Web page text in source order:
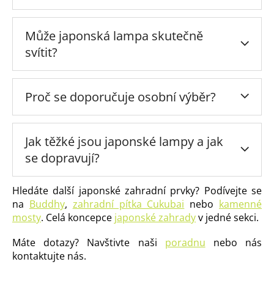
Může japonská lampa skutečně
svítit?
Proč se doporučuje osobní výběr?
Jak těžké jsou japonské lampy a jak
se dopravují?
Hledáte další japonské zahradní prvky? Podívejte se
na Buddhy, zahradní pítka Cukubai nebo kamenné
mosty. Celá koncepce japonské zahradyv jedné sekci.
Máte dotazy? Navštivte naši poradnu nebo nás
kontaktujte nás.